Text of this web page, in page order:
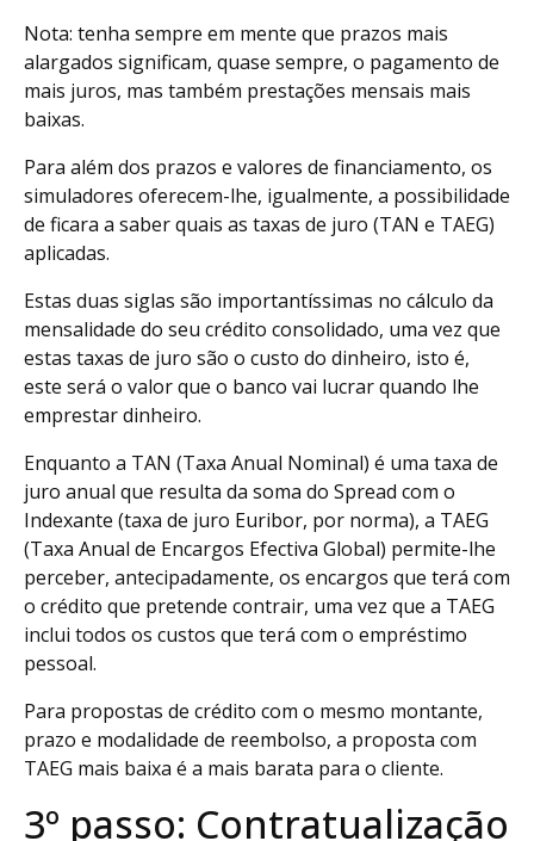
Nota: tenha sempre em mente que prazos mais
alargados significam, quase sempre, o pagamento de
mais juros, mas também prestações mensais mais
baixas.
Para além dos prazos e valores de financiamento, os
simuladores oferecem-lhe, igualmente, a possibilidade
de ficara a saber quais as taxas de juro (TAN e TAEG)
aplicadas.
Estas duas siglas são importantíssimas no cálculo da
mensalidade do seu crédito consolidado, uma vez que
estas taxas de juro são o custo do dinheiro, isto é,
este será o valor que o banco vai lucrar quando lhe
emprestar dinheiro.
Enquanto a TAN (Taxa Anual Nominal) é uma taxa de
juro anual que resulta da soma do Spread com o
Indexante (taxa de juro Euribor, por norma), a TAEG
(Taxa Anual de Encargos Efectiva Global) permite-lhe
perceber, antecipadamente, os encargos que terá com
o crédito que pretende contrair, uma vez que a TAEG
inclui todos os custos que terá com o empréstimo
pessoal.
Para propostas de crédito com o mesmo montante,
prazo e modalidade de reembolso, a proposta com
TAEG mais baixa é a mais barata para o cliente.
3º passo: Contratualização